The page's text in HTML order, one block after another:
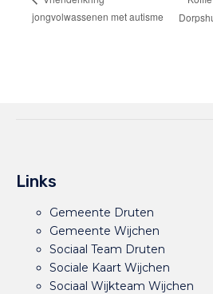
jongvolwassenen met autisme
Links
Gemeente Druten
Gemeente Wijchen
Sociaal Team Druten
Sociale Kaart Wijchen
Sociaal Wijkteam Wijchen